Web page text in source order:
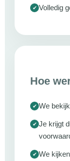
Volledig
Hoe
We
Je krijgt
We